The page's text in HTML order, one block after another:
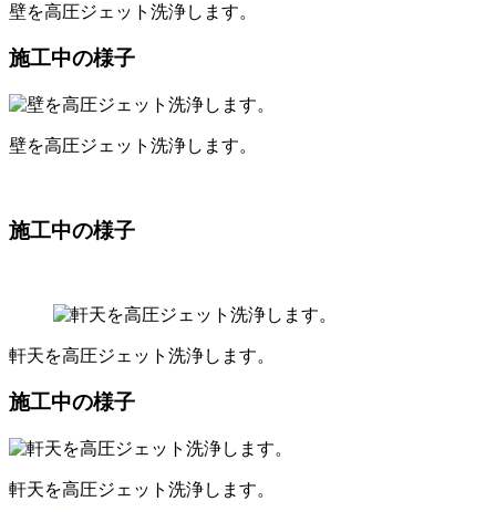
壁を高圧ジェット洗浄します。
施工中の様子
壁を高圧ジェット洗浄します。
施工中の様子
軒天を高圧ジェット洗浄します。
施工中の様子
軒天を高圧ジェット洗浄します。